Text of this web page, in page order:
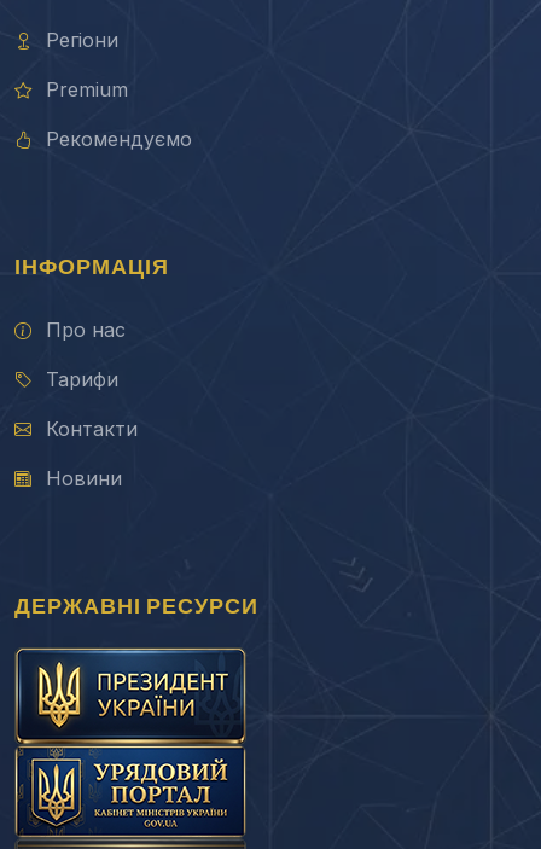
Регіони
Premium
Рекомендуємо
ІНФОРМАЦІЯ
Про нас
Тарифи
Контакти
Новини
ДЕРЖАВНІ РЕСУРСИ